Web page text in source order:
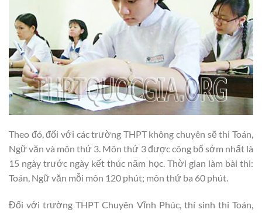
Theo đó, đối với các trường THPT không chuyên sẽ thi Toán,
Ngữ văn và môn thứ 3. Môn thứ 3 được công bố sớm nhất là
15 ngày trước ngày kết thúc năm học. Thời gian làm bài thi:
Toán, Ngữ văn mỗi môn 120 phút; môn thứ ba 60 phút.
Đối với trường THPT Chuyên Vĩnh Phúc, thí sinh thi Toán,